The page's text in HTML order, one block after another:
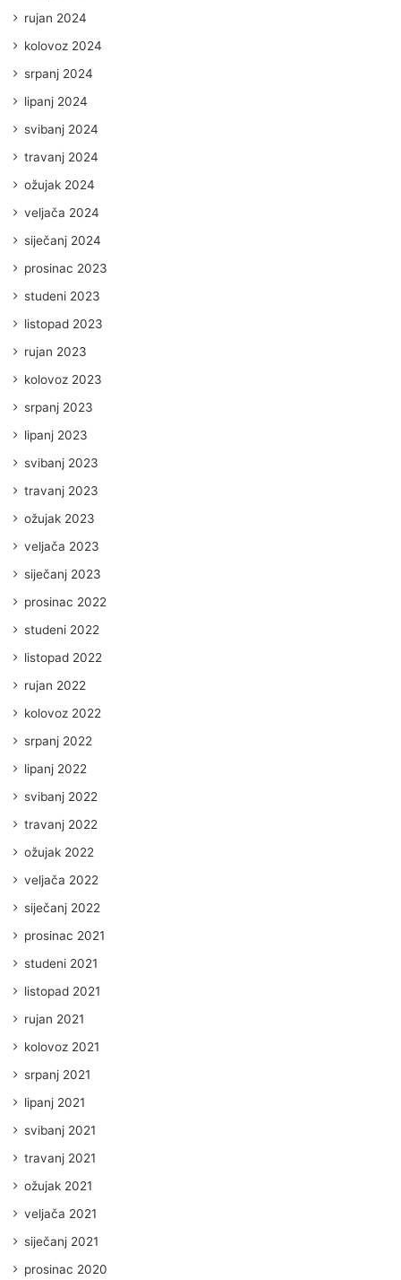
rujan 2024
kolovoz 2024
srpanj 2024
lipanj 2024
svibanj 2024
travanj 2024
ožujak 2024
veljača 2024
siječanj 2024
prosinac 2023
studeni 2023
listopad 2023
rujan 2023
kolovoz 2023
srpanj 2023
lipanj 2023
svibanj 2023
travanj 2023
ožujak 2023
veljača 2023
siječanj 2023
prosinac 2022
studeni 2022
listopad 2022
rujan 2022
kolovoz 2022
srpanj 2022
lipanj 2022
svibanj 2022
travanj 2022
ožujak 2022
veljača 2022
siječanj 2022
prosinac 2021
studeni 2021
listopad 2021
rujan 2021
kolovoz 2021
srpanj 2021
lipanj 2021
svibanj 2021
travanj 2021
ožujak 2021
veljača 2021
siječanj 2021
prosinac 2020